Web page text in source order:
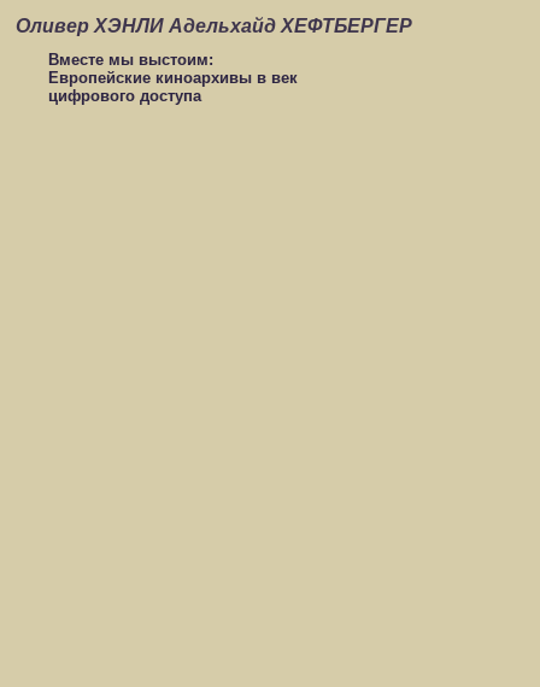
Оливер ХЭНЛИ Адельхайд ХЕФТБЕРГЕР
Вместе мы выстоим:
Европейские киноархивы в век
цифрового доступа